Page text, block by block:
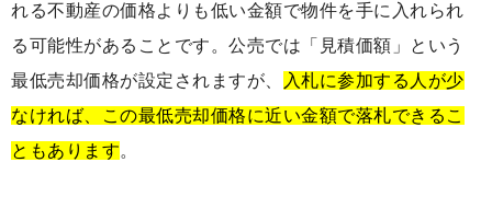
れる不動産の価格よりも低い金額で物件を手に入れられ
る可能性があることです。公売では「見積価額」という
最低売却価格が設定されますが、
入札に参加する人が少
なければ、この最低売却価格に近い金額で落札できるこ
ともあります。